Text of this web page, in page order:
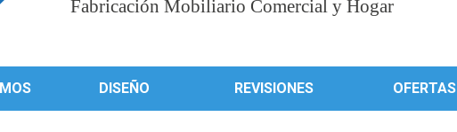
DISEÑO REVISIONES OFERTAS